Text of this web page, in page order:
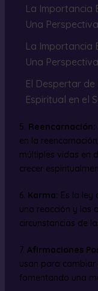
La Importancia
Una
La Importancia
Una
El Despertar de
Espiritual en el
5. Reencarnación:
en la
múltiples vidas en
crecer
6. Karma: Es la ley
una reacción y las
circunstancias de
7. Afirmaciones
usan para
fomentando una